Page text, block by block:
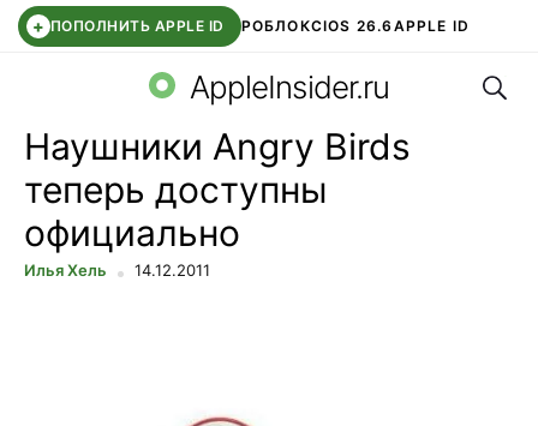
+ ПОПОЛНИТЬ APPLE ID РОБЛОКСIOS 26.6 APPLE ID
WHATSAPP DDE STOREAPP STOREOZON БАНК
AppleInsider.ru
Наушники Angry Birds
теперь доступны
официально
Илья Хель 14.12.2011